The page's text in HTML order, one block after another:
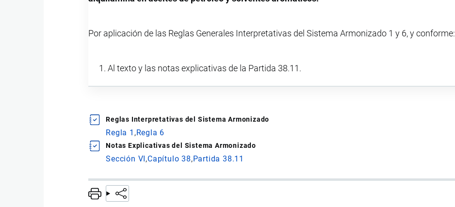
Por aplicación de las Reglas Generales Interpretativas del Sistema Armonizado 1 y 6, y conforme:
Al texto y las notas explicativas de la Partida 38.11.
Reglas Interpretativas del Sistema Armonizado
Regla 1 Regla 6
Notas Explicativas del Sistema Armonizado
Sección VI Capítulo 38 Partida 38.11